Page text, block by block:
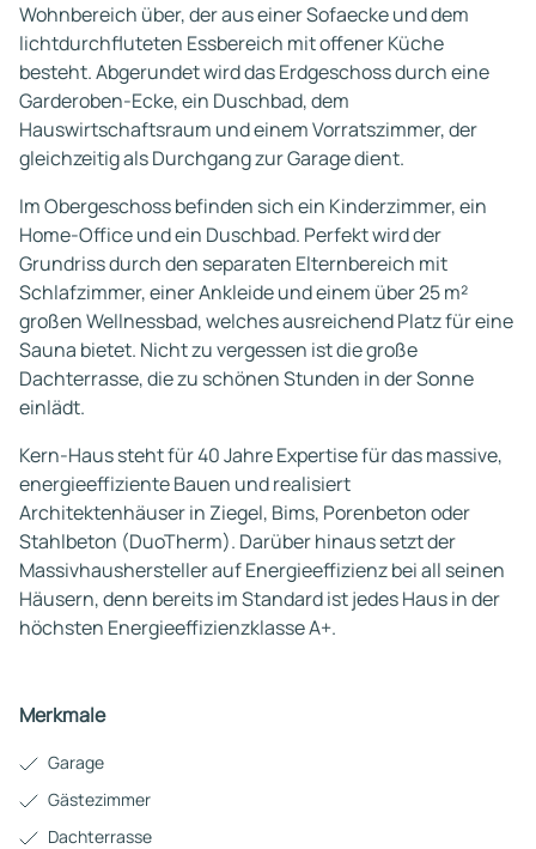
Wohnbereich über, der aus einer Sofaecke und dem
lichtdurchfluteten Essbereich mit offener Küche
besteht. Abgerundet wird das Erdgeschoss durch eine
Garderoben-Ecke, ein Duschbad, dem
Hauswirtschaftsraum und einem Vorratszimmer, der
gleichzeitig als Durchgang zur Garage dient.
Im Obergeschoss befinden sich ein Kinderzimmer, ein
Home-Office und ein Duschbad. Perfekt wird der
Grundriss durch den separaten Elternbereich mit
Schlafzimmer, einer Ankleide und einem über 25 m²
großen Wellnessbad, welches ausreichend Platz für eine
Sauna bietet. Nicht zu vergessen ist die große
Dachterrasse, die zu schönen Stunden in der Sonne
einlädt.
Kern-Haus steht für 40 Jahre Expertise für das massive,
energieeffiziente Bauen und realisiert
Architektenhäuser in Ziegel, Bims, Porenbeton oder
Stahlbeton (DuoTherm). Darüber hinaus setzt der
Massivhaushersteller auf Energieeffizienz bei all seinen
Häusern, denn bereits im Standard ist jedes Haus in der
höchsten Energieeffizienzklasse A+.
Merkmale
Garage
Gästezimmer
Dachterrasse